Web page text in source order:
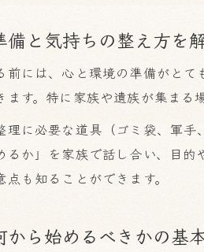
備と気持ちの整え方を
前には、心と環境の準備がと
ます。特に家族や遺族が集ま
理に必要な道具（ゴミ袋、軍
るか」を家族で話し合い、目
も知ることができます。
から始めるべきかの基